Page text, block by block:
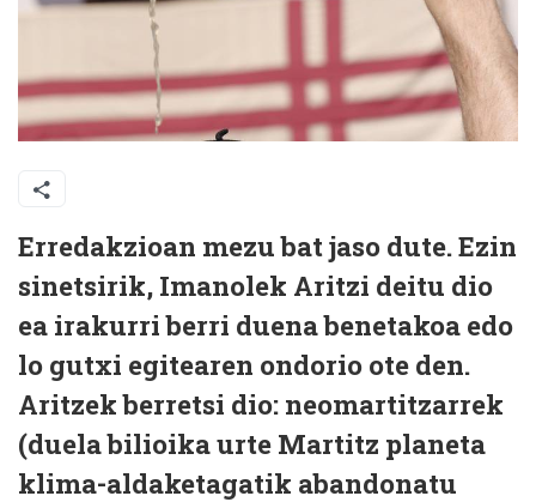
Erredakzioan mezu bat jaso dute. Ezin
sinetsirik, Imanolek Aritzi deitu dio
ea irakurri berri duena benetakoa edo
lo gutxi egitearen ondorio ote den.
Aritzek berretsi dio: neomartitzarrek
(duela bilioika urte Martitz planeta
klima-aldaketagatik abandonatu